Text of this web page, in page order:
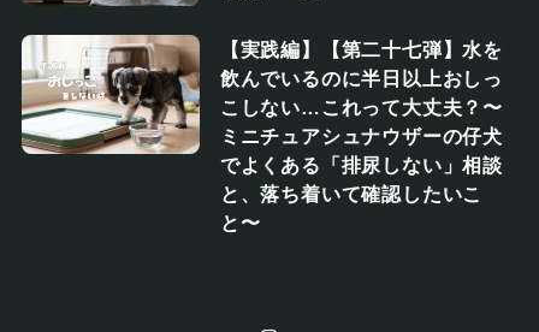
【実践編】【第二十七弾】水を
飲んでいるのに半日以上おしっ
こしない…これって大丈夫？〜
ミニチュアシュナウザーの仔犬
でよくある「排尿しない」相談
と、落ち着いて確認したいこ
と〜